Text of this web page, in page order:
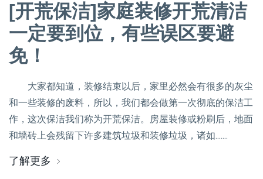
[开荒保洁]家庭装修开荒清洁
一定要到位，有些误区要避
免！
大家都知道，装修结束以后，家里必然会有很多的灰尘
和一些装修的废料，所以，我们都会做第一次彻底的保洁工
作，这次保洁我们称为开荒保洁。房屋装修或粉刷后，地面
和墙砖上会残留下许多建筑垃圾和装修垃圾，诸如.......
了解更多